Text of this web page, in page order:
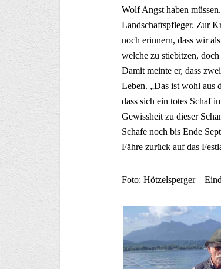
Wolf Angst haben
Landschaftspfleger. Zur
noch erinnern, dass wir
welche zu stiebitzen,
Damit meinte er, dass
Leben. „Das ist wohl aus
dass sich ein totes Schaf
Gewissheit zu dieser
Schafe noch bis Ende
Fähre zurück auf das
Foto: Hötzelsperger –